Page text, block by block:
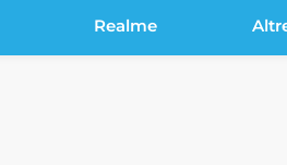
Realme